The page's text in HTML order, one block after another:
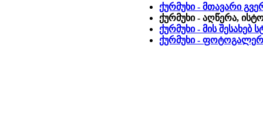
ქურმუხი - მთავარი
ქურმუხი - აღწერა,
ქურმუხი - მის შესახებ
ქურმუხი -